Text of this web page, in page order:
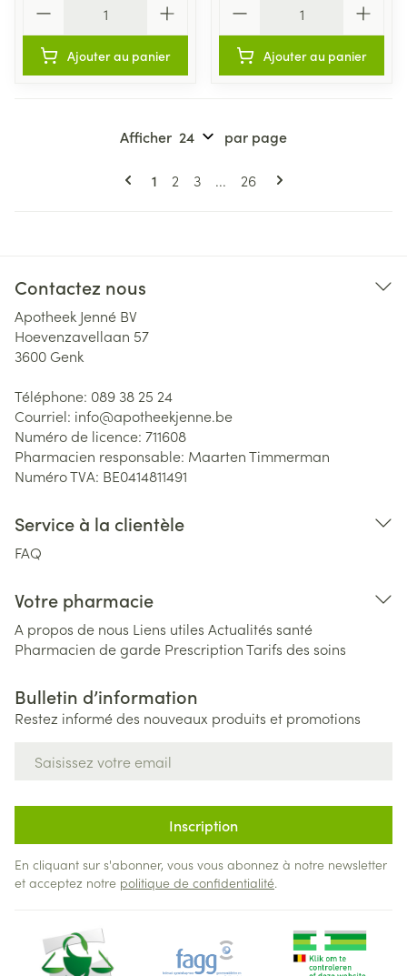
Ajouter au panier Ajouter au panier
Pages
Vous lisez actuellement la page
1 Page
2 Page
3 ... Page
26
Afficher par page
Contactez nous
Apotheek Jenné BV
Hoevenzavellaan 57
3600 Genk
Téléphone: 089 38 25 24
Courriel: info@apotheekjenne.be
Numéro de licence: 711608
Pharmacien responsable: Maarten Timmerman
Numéro TVA: BE0414811491
Service à la clientèle
FAQ
Votre pharmacie
A propos de nous Liens utiles Actualités santé
Pharmacien de garde PrescriptionTarifs des soins
Bulletin d’information
Restez informé des nouveaux produits et promotions
Inscription
En cliquant sur s'abonner, vous vous abonnez à notre newsletter
et acceptez notre politique de confidentialité.